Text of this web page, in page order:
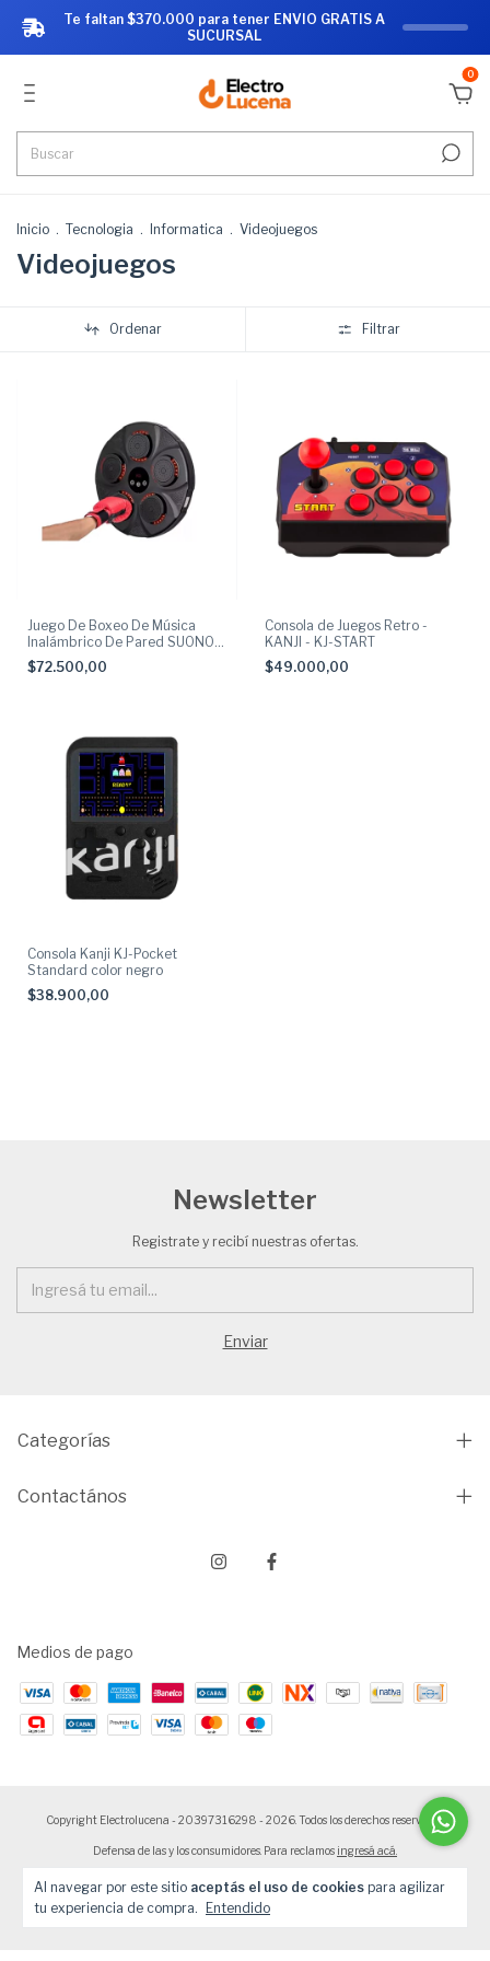
0
Al navegar por este sitio aceptás el uso de cookies para agilizar
tu experiencia de compra.
Entendido
Inicio . Tecnologia . Informatica . Videojuegos
Videojuegos
Ordenar Filtrar
Juego De Boxeo De Música
Inalámbrico De Pared SUONO
GAM0123
$72.500,00
Consola de Juegos Retro -
KANJI - KJ-START
$49.000,00
Consola Kanji KJ-Pocket
Standard color negro
$38.900,00
Newsletter
Registrate y recibí nuestras ofertas.
Categorías
Contactános
Medios de pago
Copyright Electrolucena - 20397316298 - 2026. Todos los derechos reservados.
Defensa de las y los consumidores. Para reclamos ingresá acá.
Te faltan $370.000 para tener ENVIO GRATIS A
SUCURSAL